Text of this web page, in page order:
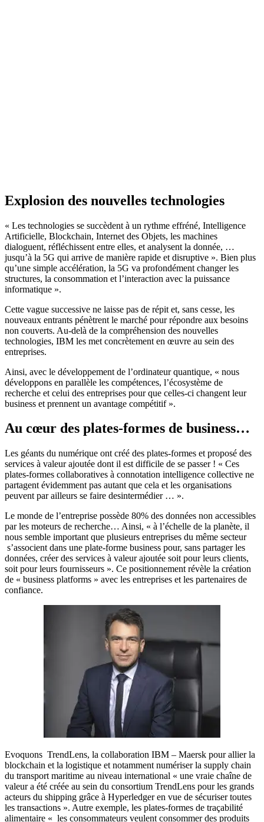
Explosion des nouvelles technologies
« Les technologies se succèdent à un rythme effréné, Intelligence
Artificielle, Blockchain, Internet des Objets, les machines
dialoguent, réfléchissent entre elles, et analysent la donnée, …
jusqu’à la 5G qui arrive de manière rapide et disruptive ». Bien plus
qu’une simple accélération, la 5G va profondément changer les
structures, la consommation et l’interaction avec la puissance
informatique ».
Cette vague successive ne laisse pas de répit et, sans cesse, les
nouveaux entrants pénètrent le marché pour répondre aux besoins
non couverts. Au-delà de la compréhension des nouvelles
technologies, IBM les met concrètement en œuvre au sein des
entreprises.
Ainsi, avec le développement de l’ordinateur quantique, « nous
développons en parallèle les compétences, l’écosystème de
recherche et celui des entreprises pour que celles-ci changent leur
business et prennent un avantage compétitif ».
Au cœur des plates-formes de business…
Les géants du numérique ont créé des plates-formes et proposé des
services à valeur ajoutée dont il est difficile de se passer ! « Ces
plates-formes collaboratives à connotation intelligence collective ne
partagent évidemment pas autant que cela et les organisations
peuvent par ailleurs se faire desintermédier … ».
Le monde de l’entreprise possède 80% des données non accessibles
par les moteurs de recherche… Ainsi, « à l’échelle de la planète, il
nous semble important que plusieurs entreprises du même secteur
s’associent dans une plate-forme business pour, sans partager les
données, créer des services à valeur ajoutée soit pour leurs clients,
soit pour leurs fournisseurs ». Ce positionnement révèle la création
de « business platforms » avec les entreprises et les partenaires de
confiance.
Evoquons TrendLens, la collaboration IBM – Maersk pour allier la
blockchain et la logistique et notamment numériser la supply chain
du transport maritime au niveau international « une vraie chaîne de
valeur a été créée au sein du consortium TrendLens pour les grands
acteurs du shipping grâce à Hyperledger en vue de sécuriser toutes
les transactions ». Autre exemple, les plates-formes de traçabilité
alimentaire « les consommateurs veulent consommer des produits